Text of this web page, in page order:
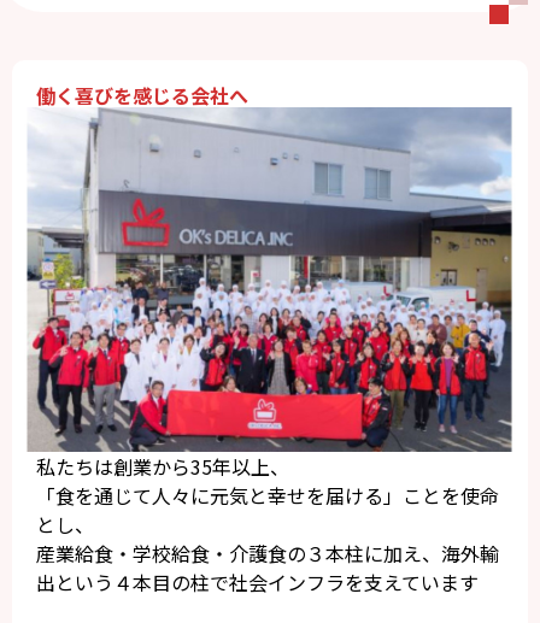
働く喜びを感じる会社へ
私たちは創業から35年以上、
「食を通じて人々に元気と幸せを届ける」ことを使命
とし、
産業給食・学校給食・介護食の３本柱に加え、海外輸
出という４本目の柱で社会インフラを支えています